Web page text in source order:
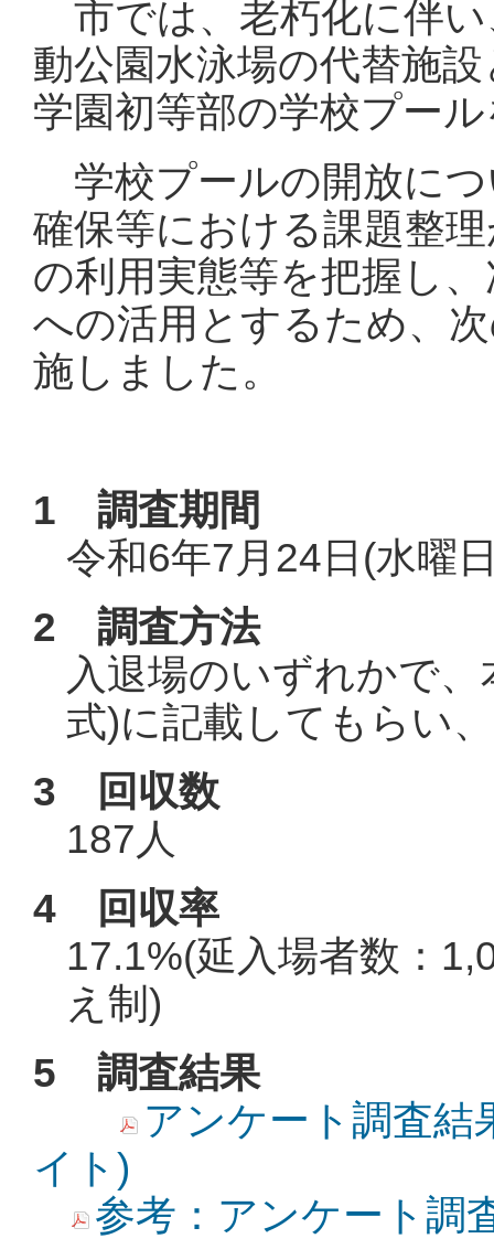
市では、老朽化に伴
動公園水泳場の代替施
学園初等部の学校プー
学校プールの開放に
確保等における課題整
の利用実態等を把握し
への活用とするため、
施しました。
1 調査期間
令和6年7月24日(水曜
2 調査方法
入退場のいずれかで
式)に記載してもらい
3 回収数
187人
4 回収率
17.1%(延入場者数：
え制)
5 調査結果
アンケート調査結
イト)
参考：アンケート調